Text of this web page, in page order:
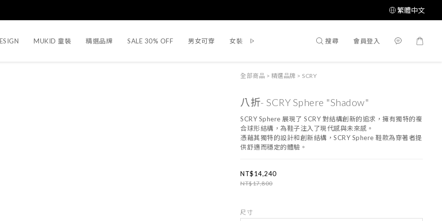
繁體中文
MUKID 童裝 精選品牌 SALE 30% OFF 男女可穿 女裝 飾品配件 所有商品
搜尋 會員登入
全部商品 > 精選品牌 > SCRY
八折- SCRY Sphere "Shadow"
SCRY Sphere 展現了 SCRY 對結構創新的追求，擁有獨特的複
合球形結構，為鞋子注入了現代感與未來感。
憑藉其獨特的設計和創新結構，SCRY Sphere 鞋款為穿著者提
供舒適而穩定的體驗。
NT$14,240
NT$17,800
尺寸